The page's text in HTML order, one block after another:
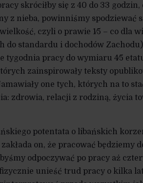
skróciłby się z 40 do 33 godzin,
z nieba, powinniśmy spodziewać
czyli o prawie 1⁄5 – co dla
standardu i dochodów Zachodu)
tygodnia pracy do wymiaru 4⁄5
zainspirowały teksty
one tych, których na to
zdrowia, relacji z rodziną, życia
potentata o libańskich
on, że pracować będziemy
odpoczywać po pracy aż
unieść trud pracy o kilka